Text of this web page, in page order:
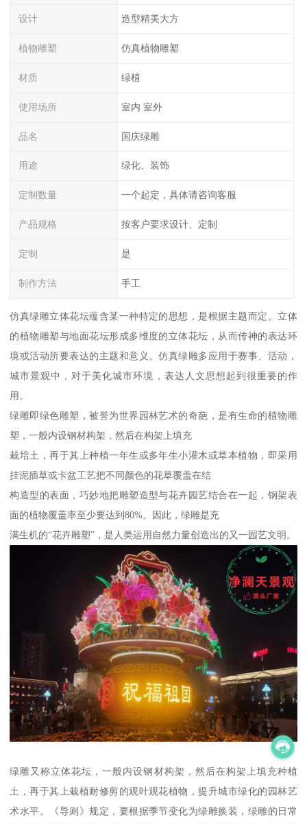
设计 造型精美大方
植物雕塑 仿真植物雕塑
材质 绿植
使用场所 室内 室外
品名 国庆绿雕
用途 绿化、装饰
定制数量 一个起定，具体请咨询客服
产品规格 按客户要求设计、定制
定制 是
制作方法 手工
仿真绿雕立体花坛蕴含某一种特定的思想，是根据主题而定。立体
的植物雕塑与地面花坛形成多维度的立体花坛，从而传神的表达环
境或活动所要表达的主题和意义。仿真绿雕多应用于赛事、活动，
城市景观中，对于美化城市环境，表达人文思想起到很重要的作
用。
绿雕即绿色雕塑，被誉为世界园林艺术的奇葩，是有生命的植物雕
塑，一般内设钢材构架，然后在构架上填充
栽培土，再于其上种植一年生或多年生小灌木或草本植物，即采用
挂泥插草或卡盆工艺把不同颜色的花草覆盖在结
构造型的表面，巧妙地把雕塑造型与花卉园艺结合在一起，钢架表
面的植物覆盖率至少要达到80%。因此，绿雕是充
满生机的“花卉雕塑”，是人类运用自然力量创造出的又一园艺文明。
绿雕又称立体花坛，一般内设钢材构架，然后在构架上填充种植
土，再于其上栽植耐修剪的观叶观花植物，提升城市绿化的园林艺
术水平。《导则》规定，要根据季节变化为绿雕换装，绿雕的日常